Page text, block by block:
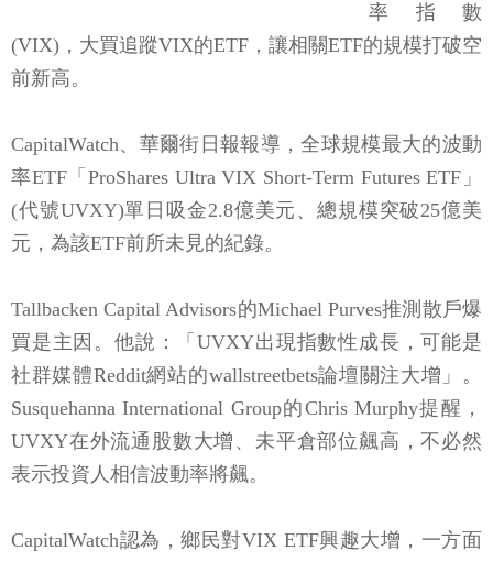
率指數
(VIX)，大買追蹤VIX的ETF，讓相關ETF的規模打破空
前新高。
CapitalWatch、華爾街日報報導，全球規模最大的波動
率ETF「ProShares Ultra VIX Short-Term Futures ETF」
(代號UVXY)單日吸金2.8億美元、總規模突破25億美
元，為該ETF前所未見的紀錄。
Tallbacken Capital Advisors的Michael Purves推測散戶爆
買是主因。他說：「UVXY出現指數性成長，可能是
社群媒體Reddit網站的wallstreetbets論壇關注大增」。
Susquehanna International Group的Chris Murphy提醒，
UVXY在外流通股數大增、未平倉部位飆高，不必然
表示投資人相信波動率將飆。
CapitalWatch認為，鄉民對VIX ETF興趣大增，一方面